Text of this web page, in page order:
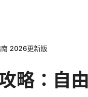
南 2026更新版
略：自